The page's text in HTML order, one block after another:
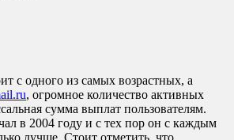
с одного из самых возрастных, а
, огромное количество активных
сумма выплат пользователям.
в 2004 году и с тех пор он с каждым
лучше. Стоит отметить, что